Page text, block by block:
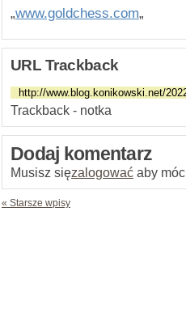
„www.goldchess.com„
URL Trackback
Trackback - notka
Dodaj komentarz
Musisz sięzalogować aby
« Starsze wpisy